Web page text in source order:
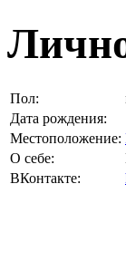
Пол:
Дата рождения:
Местоположение:
О себе:
ВКонтакте: